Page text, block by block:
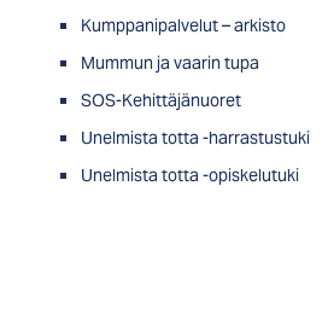
Kumppanipalvelut – arkisto
Mummun ja vaarin tupa
SOS-Kehittäjänuoret
Unelmista totta -harrastustuki
Unelmista totta -opiskelutuki